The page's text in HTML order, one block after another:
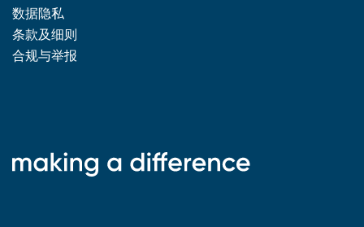
数据隐私
条款及细则
合规与举报